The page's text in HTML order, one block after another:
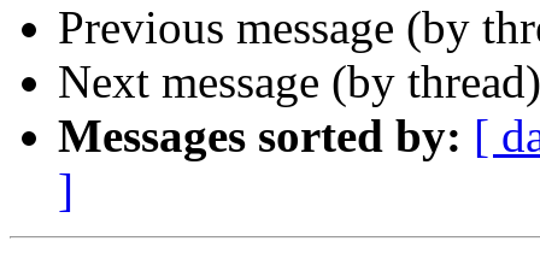
Previous message (by
Next message (by
Messages sorted by: [
]